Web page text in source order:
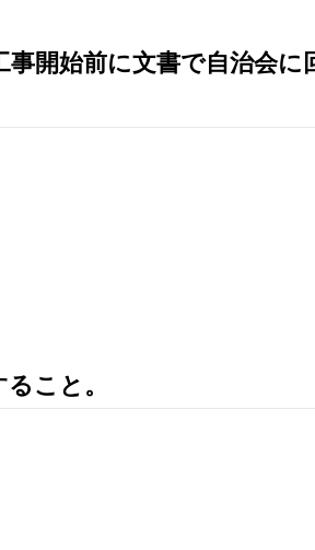
開始前に文書で自治会に
こと。